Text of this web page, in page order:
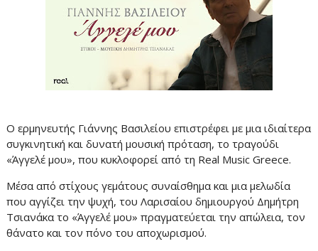
Ο ερμηνευτής Γιάννης Βασιλείου επιστρέφει με μια ιδιαίτερα
συγκινητική και δυνατή μουσική πρόταση, το τραγούδι
«Άγγελέ μου», που κυκλοφορεί από τη Real Music Greece.
Μέσα από στίχους γεμάτους συναίσθημα και μια μελωδία
που αγγίζει την ψυχή, του Λαρισαίου δημιουργού Δημήτρη
Τσιανάκα το «Άγγελέ μου» πραγματεύεται την απώλεια, τον
θάνατο και τον πόνο του αποχωρισμού.